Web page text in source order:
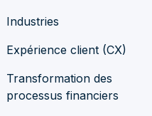
Industries
Expérience client (CX)
Transformation des
processus financiers